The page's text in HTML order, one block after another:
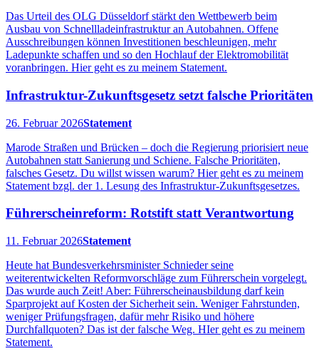
Das Urteil des OLG Düsseldorf stärkt den Wettbewerb beim
Ausbau von Schnellladeinfrastruktur an Autobahnen. Offene
Ausschreibungen können Investitionen beschleunigen, mehr
Ladepunkte schaffen und so den Hochlauf der Elektromobilität
voranbringen. Hier geht es zu meinem Statement.
Infrastruktur-Zukunftsgesetz setzt falsche Prioritäten
26. Februar 2026Statement
Marode Straßen und Brücken – doch die Regierung priorisiert neue
Autobahnen statt Sanierung und Schiene. Falsche Prioritäten,
falsches Gesetz. Du willst wissen warum? Hier geht es zu meinem
Statement bzgl. der 1. Lesung des Infrastruktur-Zukunftsgesetzes.
Führerscheinreform: Rotstift statt Verantwortung
11. Februar 2026Statement
Heute hat Bundesverkehrsminister Schnieder seine
weiterentwickelten Reformvorschläge zum Führerschein vorgelegt.
Das wurde auch Zeit! Aber: Führerscheinausbildung darf kein
Sparprojekt auf Kosten der Sicherheit sein. Weniger Fahrstunden,
weniger Prüfungsfragen, dafür mehr Risiko und höhere
Durchfallquoten? Das ist der falsche Weg. HIer geht es zu meinem
Statement.